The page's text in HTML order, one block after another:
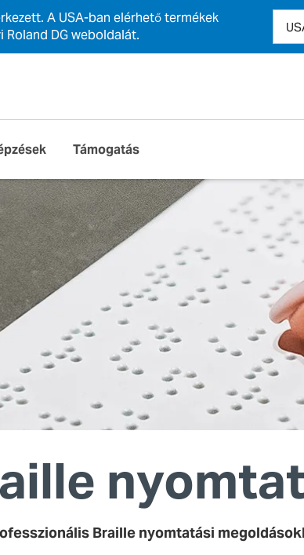
A USA-ban elérhető termékek
Roland DG weboldalát.
Támogatás
Braille nyomtatási